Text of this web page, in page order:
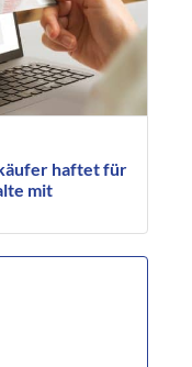
haftet für
mit